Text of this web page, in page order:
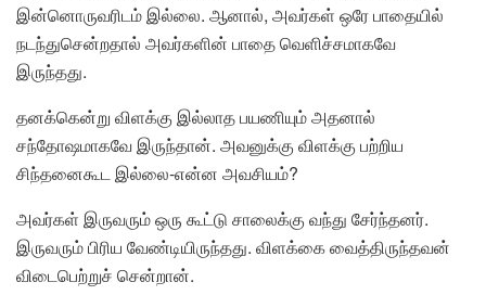
இன்னொருவரிடம் இல்லை. ஆனால், அவர்கள் ஒரே பாதையில்
நடந்துசென்றதால் அவர்களின் பாதை வெளிச்சமாகவே
இருந்தது.
தனக்கென்று விளக்கு இல்லாத பயணியும் அதனால்
சந்தோஷமாகவே இருந்தான். அவனுக்கு விளக்கு பற்றிய
சிந்தனைகூட இல்லை-என்ன அவசியம்?
அவர்கள் இருவரும் ஒரு கூட்டு சாலைக்கு வந்து சேர்ந்தனர்.
இருவரும் பிரிய வேண்டியிருந்தது. விளக்கை வைத்திருந்தவன்
விடைபெற்றுச் சென்றான்.